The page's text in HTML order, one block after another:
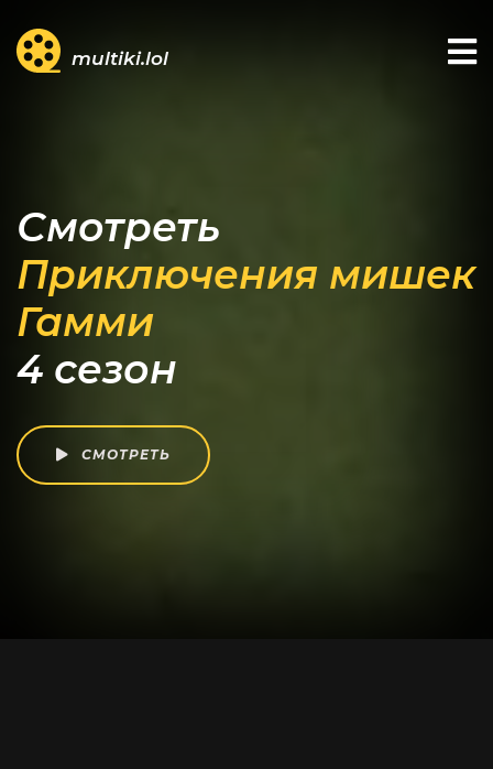
multiki.lol
Смотреть
Приключения мишек
Гамми
4 сезон
СМОТРЕТЬ